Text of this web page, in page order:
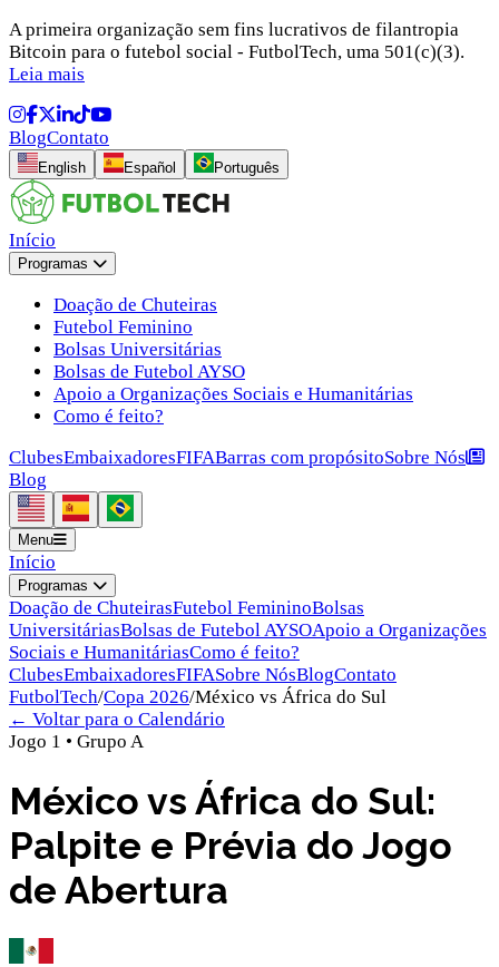
A primeira organização sem fins lucrativos de filantropia
Bitcoin para o futebol social - FutbolTech, uma 501(c)(3).
Leia mais
BlogContato
English Español Português
Início
Programas
Doação de Chuteiras
Futebol Feminino
Bolsas Universitárias
Bolsas de Futebol AYSO
Apoio a Organizações Sociais e Humanitárias
Como é feito?
ClubesEmbaixadoresFIFABarras com propósitoSobre Nós
Blog
Menu
Início
Programas
Doação de ChuteirasFutebol FemininoBolsas
UniversitáriasBolsas de Futebol AYSOApoio a Organizações
Sociais e HumanitáriasComo é feito?
ClubesEmbaixadoresFIFASobre NósBlogContato
FutbolTech/Copa 2026/México vs África do Sul
← Voltar para o Calendário
Jogo 1 • Grupo A
México vs África do Sul:
Palpite e Prévia do Jogo
de Abertura